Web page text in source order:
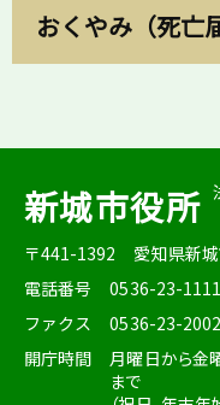
おくやみ（死亡
新城市役所
〒441-1392
愛知県新
電話番号
0536-23-1111
ファクス
0536-23-2002
開庁時間
月曜日から金
まで